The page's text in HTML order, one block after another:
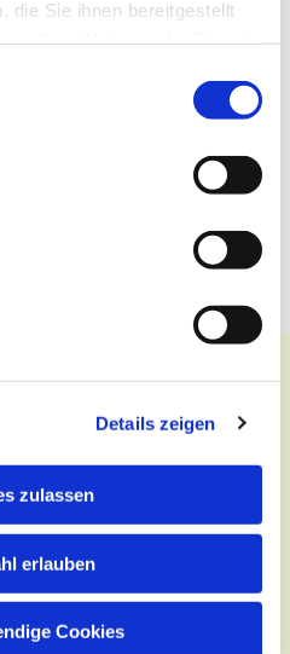
die Sie ihnen bereitgestellt
Details zeigen
zulassen
erlauben
Cookies
von-bingen.de